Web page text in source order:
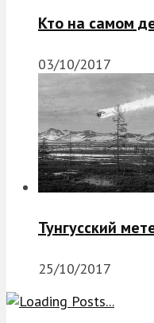
Кто на самом
03/10/2017
Тунгусский
25/10/2017